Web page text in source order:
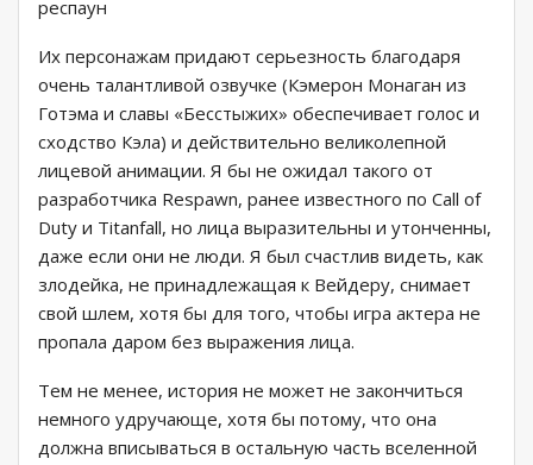
респаун
Их персонажам придают серьезность благодаря
очень талантливой озвучке (Кэмерон Монаган из
Готэма и славы «Бесстыжих» обеспечивает голос и
сходство Кэла) и действительно великолепной
лицевой анимации. Я бы не ожидал такого от
разработчика Respawn, ранее известного по Call of
Duty и Titanfall, но лица выразительны и утонченны,
даже если они не люди. Я был счастлив видеть, как
злодейка, не принадлежащая к Вейдеру, снимает
свой шлем, хотя бы для того, чтобы игра актера не
пропала даром без выражения лица.
Тем не менее, история не может не закончиться
немного удручающе, хотя бы потому, что она
должна вписываться в остальную часть вселенной